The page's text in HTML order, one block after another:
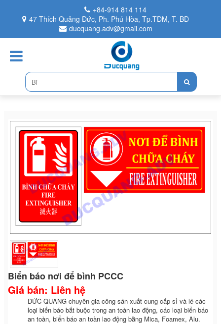
+84-914 814 114
47 Thích Quảng Đức, Ph. Phú Hòa, Tp.TDM, T. BD
ducquang.adv@gmail.com
Biển báo nơi để bình PCCC
Giá bán: Liên hệ
ĐỨC QUANG chuyên gia công sản xuất cung cấp sỉ và lẻ các
loại biển báo bắt buộc trong an toàn lao động, các loại biển báo
an toàn, biển báo an toàn lao động bằng Mica, Foamex, Alu.